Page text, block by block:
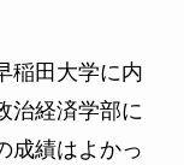
稲田大学に内
治経済学部に
成績はよかっ